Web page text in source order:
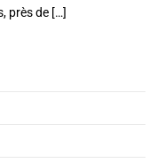
près de […]